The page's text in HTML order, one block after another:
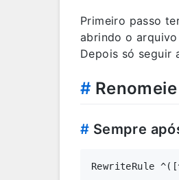
Primeiro passo
abrindo o
Depois só seguir
#
# Sempre